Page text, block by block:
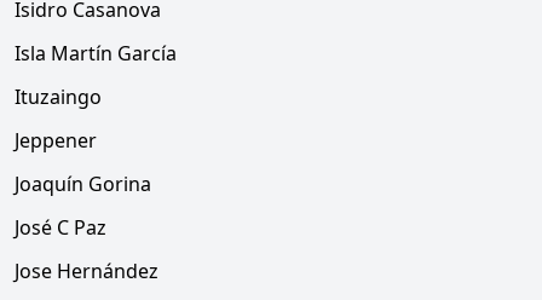
Isidro Casanova
Isla Martín García
Ituzaingo
Jeppener
Joaquín Gorina
José C Paz
Jose Hernández